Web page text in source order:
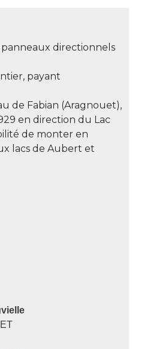
directionnels
payant
de Fabian (Aragnouet),
en direction du Lac
de monter en
lacs de Aubert et